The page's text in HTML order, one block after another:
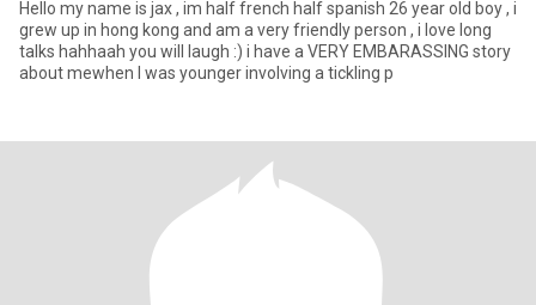
Hello my name is jax , im half french half spanish 26 year old boy , i
grew up in hong kong and am a very friendly person , i love long
talks hahhaah you will laugh :) i have a VERY EMBARASSING story
about mewhen I was younger involving a tickling p